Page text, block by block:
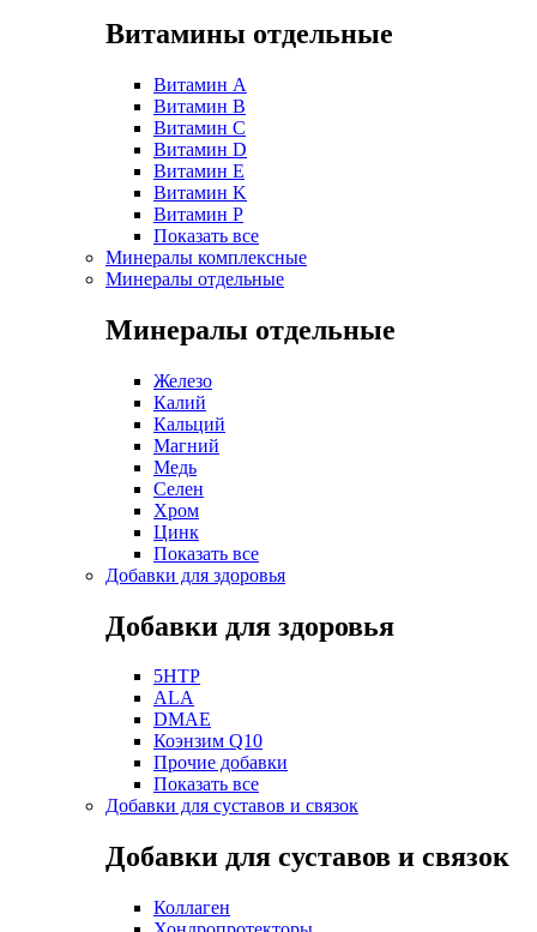
Витамины отдельные
Витамин A
Витамин B
Витамин C
Витамин D
Витамин E
Витамин K
Витамин P
Показать все
Минералы комплексные
Минералы отдельные
Минералы отдельные
Железо
Калий
Кальций
Магний
Медь
Селен
Хром
Цинк
Показать все
Добавки для здоровья
Добавки для здоровья
5HTP
ALA
DMAE
Коэнзим Q10
Прочие добавки
Показать все
Добавки для суставов и связок
Добавки для суставов и связок
Коллаген